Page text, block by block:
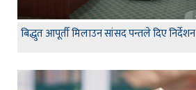
बिद्धुत आपूर्ती मिलाउन सांसद पन्तले दिए निर्देशन